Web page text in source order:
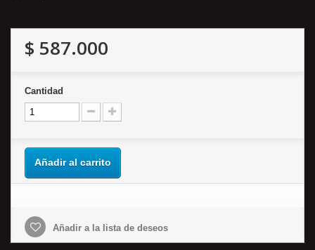
$ 587.000
Cantidad
Añadir al carrito
Añadir a la lista de deseos